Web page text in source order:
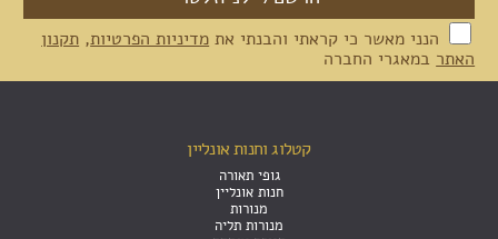
הנני מאשר כי קראתי והבנתי את מדיניות הפרטיות, תקנון
האתר במאגרי החברה
קטלוג וחנות אונליין
גופי תאורה
חנות אונליין
מנורות
מנורות תליה